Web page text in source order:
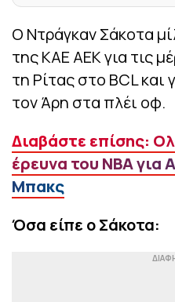
Ο Ντράγκαν Σάκοτα
της ΚΑΕ ΑΕΚ για τις
τη Ρίτας στο BCL
τον Άρη στα πλέι οφ.
Διαβάστε επίσης:
έρευνα του NBA για
Μπακς
Όσα είπε ο Σάκοτα: